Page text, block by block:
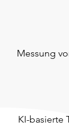
Messung
KI-basierte